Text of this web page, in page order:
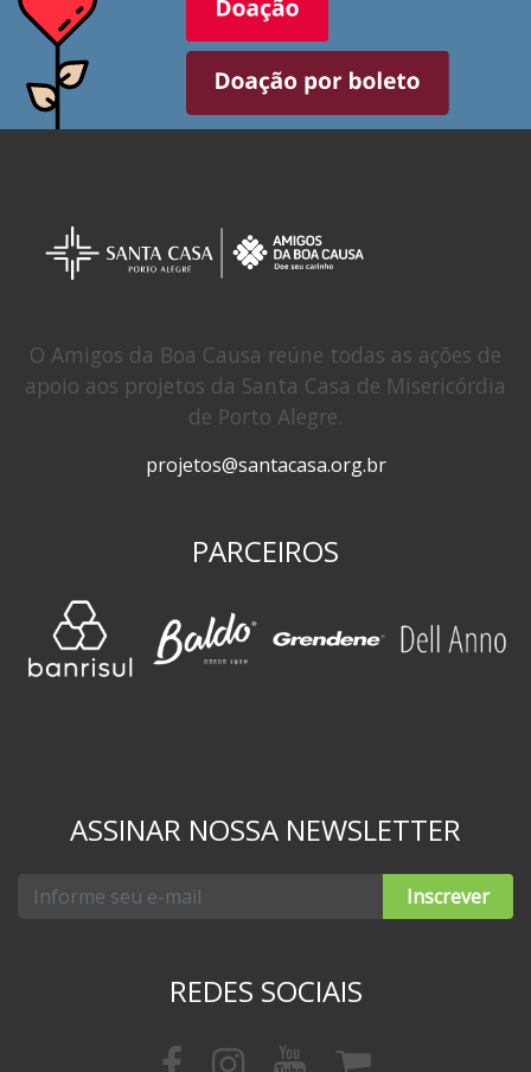
O Amigos da Boa Causa reúne todas as ações de
apoio aos projetos da Santa Casa de Misericórdia
de Porto Alegre.
projetos@santacasa.org.br
PARCEIROS
ASSINAR NOSSA NEWSLETTER
Inscrever
REDES SOCIAIS